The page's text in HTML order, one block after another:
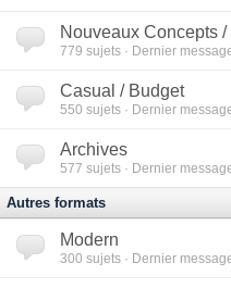
Nouveaux Concepts
779 sujets · Dernier
Casual / Budget
550 sujets · Dernier
Archives
577 sujets · Dernier
Autres formats
Modern
300 sujets · Dernier